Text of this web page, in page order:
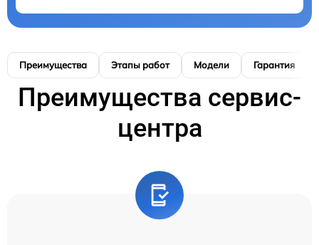
Преимущества Этапы работ Модели Гарантия
Преимущества сервис-
центра